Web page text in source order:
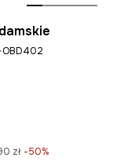
zł -50%